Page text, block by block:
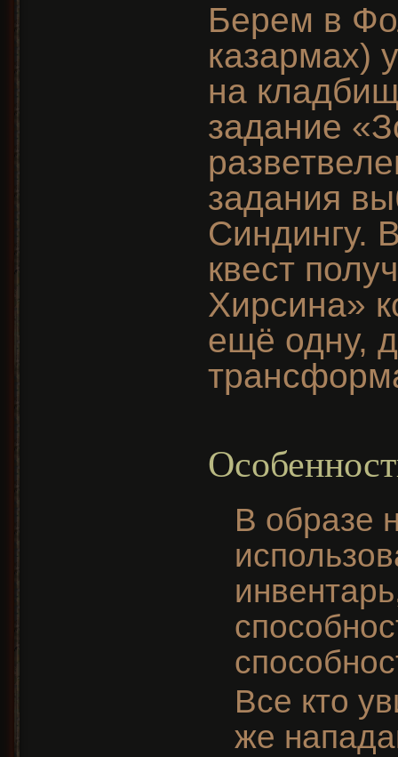
Берем в
казармах)
на
задание
задания
Синдингу.
квест
Хирсина»
ещё одну,
В образе
Все кто
же